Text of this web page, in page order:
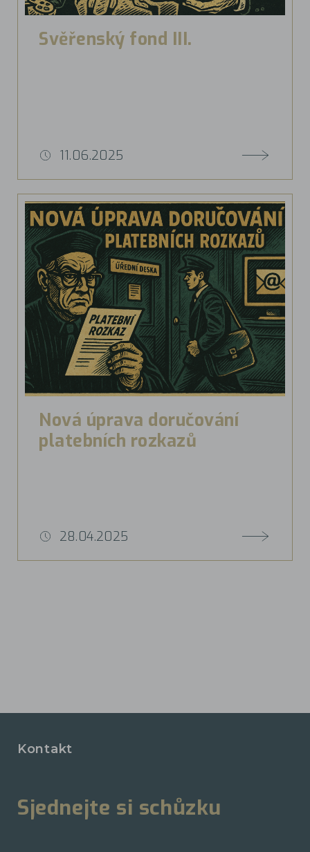
Svěřenský fond III.
11.06.2025
Nová úprava doručování
platebních rozkazů
28.04.2025
Kontakt
Sjednejte si schůzku